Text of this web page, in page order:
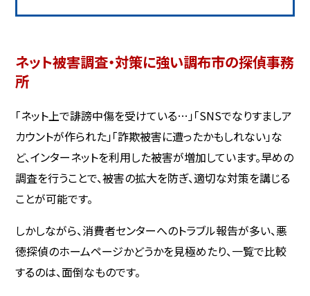
ネット被害調査・対策に強い調布市の探偵事務
所
「ネット上で誹謗中傷を受けている…」「SNSでなりすましア
カウントが作られた」「詐欺被害に遭ったかもしれない」な
ど、インターネットを利用した被害が増加しています。早めの
調査を行うことで、被害の拡大を防ぎ、適切な対策を講じる
ことが可能です。
しかしながら、消費者センターへのトラブル報告が多い、悪
徳探偵のホームページかどうかを見極めたり、一覧で比較
するのは、面倒なものです。